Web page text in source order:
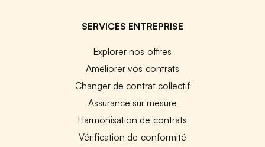
SERVICES ENTREPRISE
Explorer nos offres
Améliorer vos contrats
Changer de contrat collectif
Assurance sur mesure
Harmonisation de contrats
Vérification de conformité